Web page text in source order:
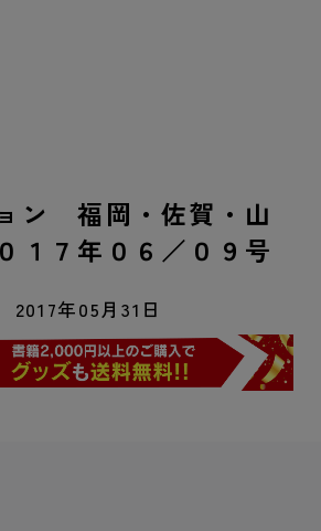
ン 福岡・佐賀・山
７年０６／０９号
2017年05月31日